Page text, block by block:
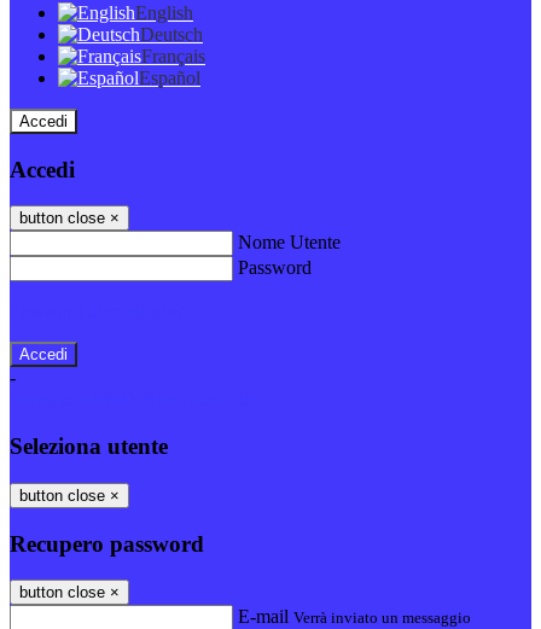
English
Deutsch
Français
Español
Accedi
Accedi
button close ×
Nome Utente
Password
-
Seleziona utente
button close ×
Recupero password
button close ×
E-mail Verrà inviato un messaggio